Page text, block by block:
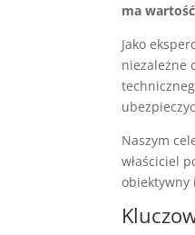
ma wartość
Jako
niezależne
Naszym
właściciel
obiektywny